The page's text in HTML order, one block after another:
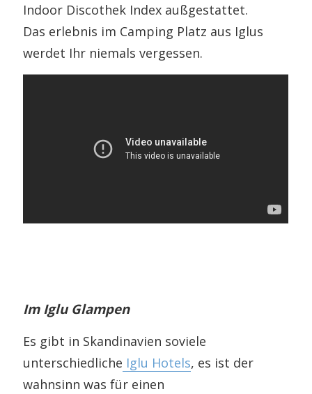
Indoor Discothek Index außgestattet.
Das erlebnis im Camping Platz aus Iglus
werdet Ihr niemals vergessen.
Im Iglu Glampen
Es gibt in Skandinavien soviele
unterschiedliche Iglu Hotels, es ist der
wahnsinn was für einen